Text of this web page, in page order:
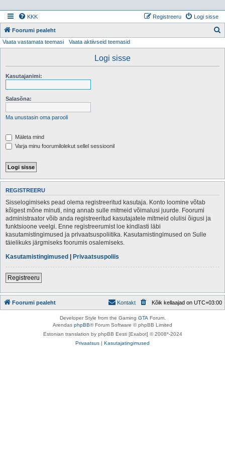
KKK Logi sisse
Registreeru
Foorumi pealeht
Vaata vastamata teemasi Vaata aktiivseid teemasid
Logi sisse
Kasutajanimi:
Salasõna:
Ma unustasin oma parooli
Mäleta mind
Varja minu foorumilolekut sellel sessioonil
REGISTREERU
Sisselogimiseks pead olema registreeritud kasutaja. Konto loomine võtab
kõigest mõne minuti, ning annab sulle mitmeid võimalusi juurde. Foorumi
administraator võib anda registreeritud kasutajatele mitmeid olulisi õigusi ja
funktsioone veelgi. Enne registreerumist loe kindlasti läbi
kasutamistingimused ja privaatsuspoliitika. Kasutamistingimused on Sulle
täielikuks järgmiseks foorumis osalemiseks.
Kasutamistingimused | Privaatsuspoliis
Registreeru
Foorumi pealeht Kõik kellaajad on UTC+03:00
Kontakt
Developer Style from the Gaming GTA Forum.
Arendas phpBB® Forum Software © phpBB Limited
Estonian translation by phpBB Eesti [Exabot] © 2008*-2024
Privaatsus | Kasutajatingimused